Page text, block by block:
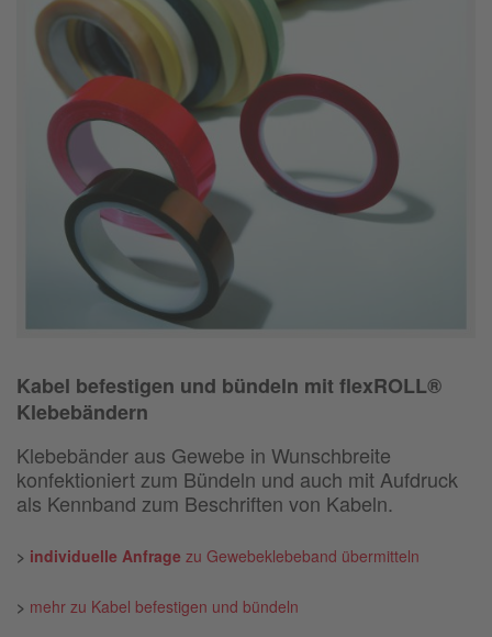
Kabel befestigen und bündeln mit flexROLL®
Klebebändern
Klebebänder aus Gewebe in Wunschbreite
konfektioniert zum Bündeln und auch mit Aufdruck
als Kennband zum Beschriften von Kabeln.
> individuelle Anfrage zu Gewebeklebeband übermitteln
> mehr zu Kabel befestigen und bündeln